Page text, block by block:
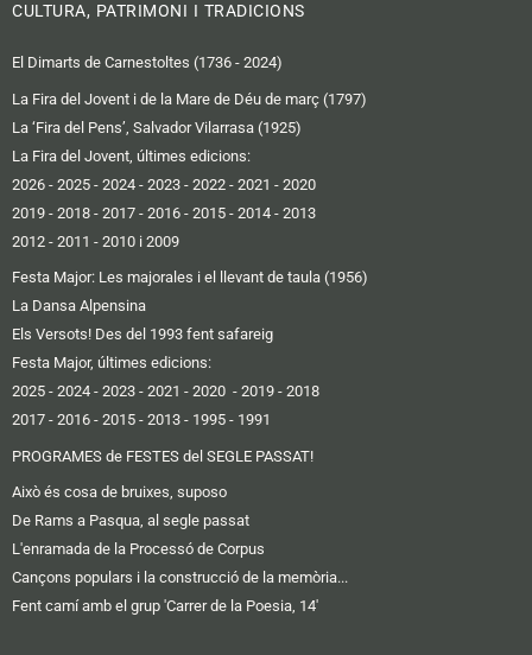
CULTURA, PATRIMONI I TRADICIONS
El Dimarts de Carnestoltes (1736 - 2024)
La Fira del Jovent i de la Mare de Déu de març (1797)
La ‘Fira del Pens’, Salvador Vilarrasa (1925)
La Fira del Jovent, últimes edicions:
2026 - 2025 - 2024 - 2023 - 2022 - 2021 - 2020
2019 - 2018 - 2017 - 2016 - 2015 - 2014 - 2013
2012 - 2011 - 2010 i 2009
Festa Major: Les majorales i el llevant de taula (1956)
La Dansa Alpensina
Els Versots! Des del 1993 fent safareig
Festa Major, últimes edicions:
2025 - 2024 - 2023 - 2021 - 2020 - 2019 - 2018
2017 - 2016 - 2015 - 2013 - 1995 - 1991
PROGRAMES de FESTES del SEGLE PASSAT!
Això és cosa de bruixes, suposo
De Rams a Pasqua, al segle passat
L'enramada de la Processó de Corpus
Cançons populars i la construcció de la memòria...
Fent camí amb el grup 'Carrer de la Poesia, 14'